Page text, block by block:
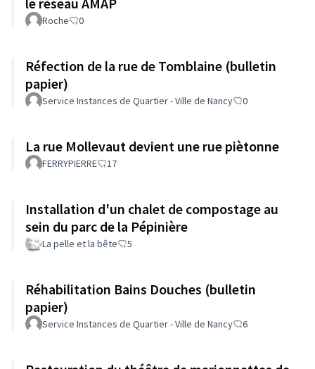
Roche 0
Réfection de la rue de Tomblaine (bulletin
papier)
Service Instances de Quartier - Ville de Nancy 0
La rue Mollevaut devient une rue piètonne
FERRYPIERRE 17
Installation d'un chalet de compostage au
sein du parc de la Pépinière
La pelle et la bête 5
Réhabilitation Bains Douches (bulletin
papier)
Service Instances de Quartier - Ville de Nancy 6